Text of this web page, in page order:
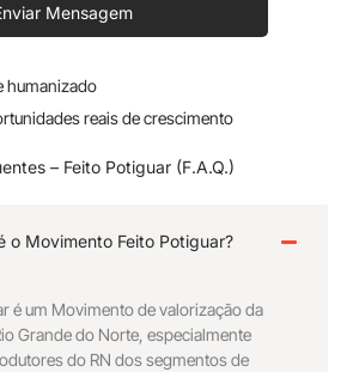
Mensagem
humanizado
reais de crescimento
– Feito Potiguar (F.A.Q.)
o Movimento Feito Potiguar?
é um Movimento de valorização da
Grande do Norte, especialmente
do RN dos segmentos de